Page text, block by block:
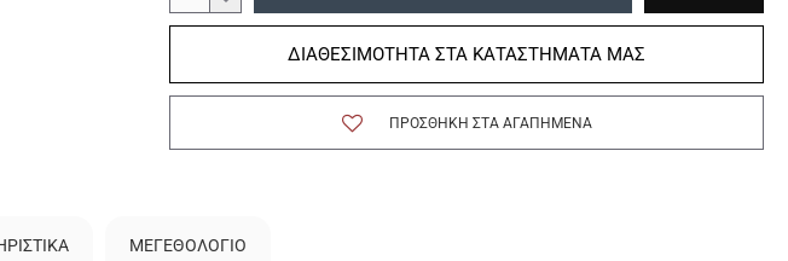
ΔΙΑΘΕΣΙΜΟΤΗΤΑ ΣΤΑ ΚΑΤΑΣΤΗΜΑΤΑ ΜΑΣ
ΠΡΟΣΘΉΚΗ ΣΤΑ ΑΓΑΠΗΜΈΝΑ
ΜΕΓΕΘΟΛΌΓΙΟ